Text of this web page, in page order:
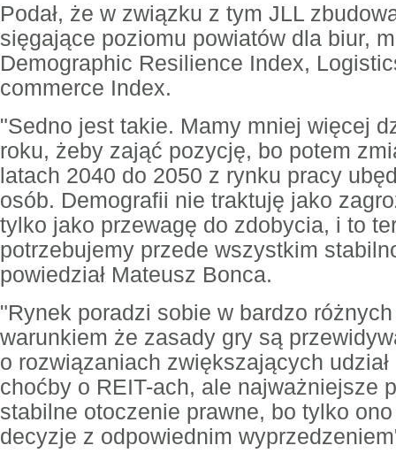
Podał, że w związku z tym JLL
sięgające poziomu powiatów dla biur,
Demographic Resilience Index,
commerce Index.
"Sedno jest takie. Mamy mniej więcej
roku, żeby zająć pozycję, bo potem
latach 2040 do 2050 z rynku pracy
osób. Demografii nie traktuję jako
tylko jako przewagę do zdobycia, i to
potrzebujemy przede wszystkim
powiedział Mateusz Bonca.
"Rynek poradzi sobie w bardzo
warunkiem że zasady gry są
o rozwiązaniach zwiększających
choćby o REIT-ach, ale najważniejsze
stabilne otoczenie prawne, bo tylko
decyzje z odpowiednim